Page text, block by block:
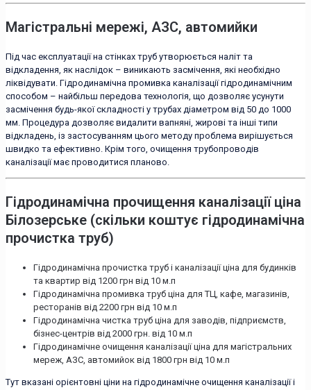
Магістральні мережі, АЗС, автомийки
Під час експлуатації на стінках труб утворюється наліт та
відкладення, як наслідок – виникають засмічення, які необхідно
ліквідувати. Гідродинамічна промивка каналізації гідродинамічним
способом – найбільш передова технологія, що дозволяє усунути
засмічення будь-якої складності у трубах діаметром від 50 до 1000
мм. Процедура дозволяє видалити вапняні, жирові та інші типи
відкладень, із застосуванням цього методу проблема вирішується
швидко та ефективно. Крім того, очищення трубопроводів
каналізації має проводитися планово.
Гідродинамічна прочищення каналізації ціна
Білозерське (скільки коштує гідродинамічна
прочистка труб)
Гідродинамічна прочистка труб і каналізації ціна для будинків
та квартир від 1200 грн від 10 м.п
Гідродинамічна промивка труб ціна для ТЦ, кафе, магазинів,
ресторанів від 2200 грн від 10 м.п
Гідродинамічна чистка труб ціна для заводів, підприємств,
бізнес-центрів від 2000 грн. від 10 м.п
Гідродинамічне очищення каналізації ціна для магістральних
мереж, АЗС, автомийок від 1800 грн від 10 м.п
Тут вказані орієнтовні ціни на гідродинамічне очищення каналізації і